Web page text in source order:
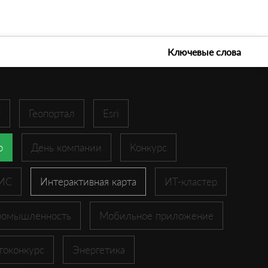
Ключевые слова
Геопортал Esri
День компании Конкурс
Интерактивная карта ИТ-кластер
Мобильное приложение
Энергетика